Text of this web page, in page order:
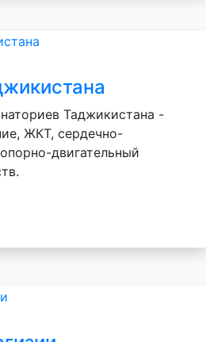
Таджикистана -
ЖКТ, сердечно-
двигательный